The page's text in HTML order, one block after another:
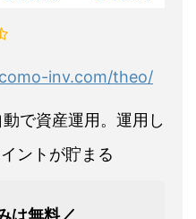
inv.com/theo/
で資産運用。運用し
ントが貯まる
は無料／